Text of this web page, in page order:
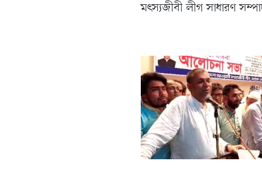
মৎস্যজীবী লীগ সাধারণ